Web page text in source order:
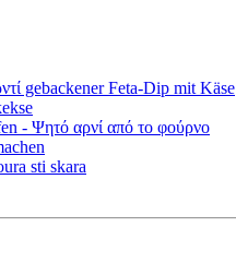
gebackener Feta-Dip mit Käse
- Ψητό αρνί από το φούρνο
sti skara